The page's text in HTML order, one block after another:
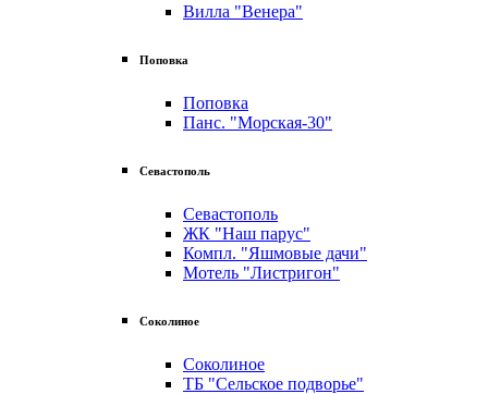
Вилла "Венера"
Поповка
Поповка
Панс. "Морская-30"
Севастополь
Севастополь
ЖК "Наш парус"
Компл. "Яшмовые дачи"
Мотель "Листригон"
Соколиное
Соколиное
ТБ "Сельское подворье"